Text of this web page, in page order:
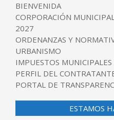
BIENVENIDA
CORPORACIÓN
2027
ORDENANZAS Y
URBANISMO
IMPUESTOS MUNICIPALES
PERFIL DEL
PORTAL DE
ESTAMOS